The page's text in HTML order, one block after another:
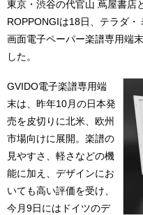
東京・渋谷の代官山 蔦屋書店
ROPPONGIは18日、テラダ
画面電子ペーパー楽譜専用端
した。
GVIDO電子楽譜専用端
末は、昨年10月の日本発
売を皮切りに北米、欧州
市場向けに展開。楽譜の
見やすさ、軽さなどの機
能に加え、デザインにお
いても高い評価を受け、
今月9日にはドイツのデ